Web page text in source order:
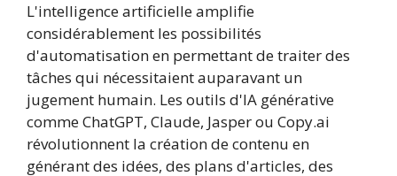
L'intelligence artificielle amplifie
considérablement les possibilités
d'automatisation en permettant de traiter des
tâches qui nécessitaient auparavant un
jugement humain. Les outils d'IA générative
comme ChatGPT, Claude, Jasper ou Copy.ai
révolutionnent la création de contenu en
générant des idées, des plans d'articles, des